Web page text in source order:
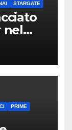
STARGATE
nel
PRIME